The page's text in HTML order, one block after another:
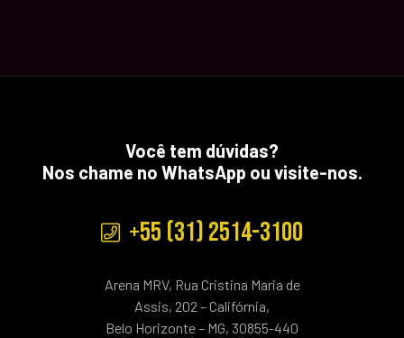
Você tem dúvidas?
Nos chame no WhatsApp ou visite-nos.
+55 (31) 2514-3100
Arena MRV, Rua Cristina Maria de
Assis, 202 – Califórnia,
Belo Horizonte – MG, 30855-440